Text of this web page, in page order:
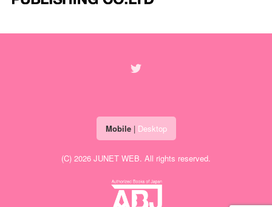
Mobile| Desktop
(C) 2026 JUNET WEB. All rights reserved.